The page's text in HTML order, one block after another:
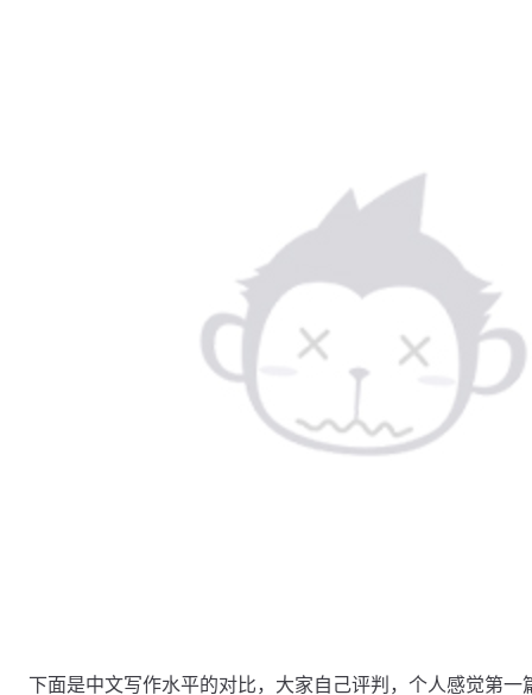
下面是中文写作水平的对比，大家自己评判，个人感觉第一